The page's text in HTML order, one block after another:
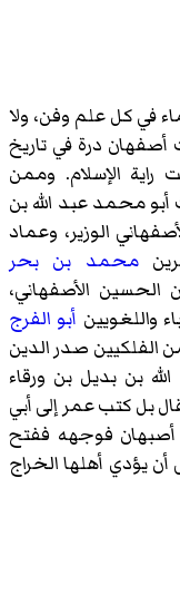
في كل علم وفن، ولا
درة في تاريخ
الإسلام. وممن
أبو محمد عبد الله بن
الوزير، وعماد
محمد بن بحر
الحسين الأصفهاني،
واللغويين أبو الفرج
الفلكيين صدر الدين
بن بديل بن ورقاء
بل كتب عمر إلى أبي
فوجهه ففتح
يؤدي أهلها الخراج